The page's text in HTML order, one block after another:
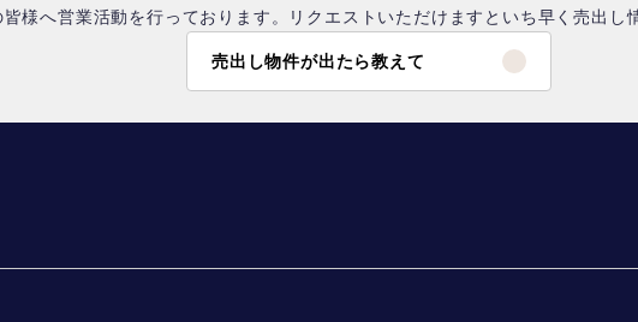
皆様へ営業活動を行っております。リクエストいただけますといち早く売出し
売出し物件が出たら教えて